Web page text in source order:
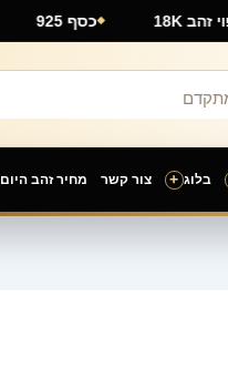
כסף 925 ציפוי זהב 18K
בלוג + צור קשר מחיר זהב היום